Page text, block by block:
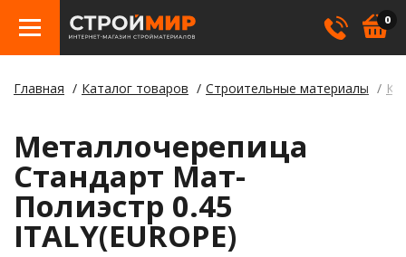
0
Главная Каталог товаров Строительные материалы
Металлочерепица
Стандарт Мат-
Полиэстр 0.45
ITALY(EUROPE)